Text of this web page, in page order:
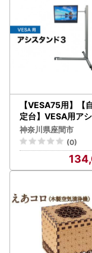
【VESA75用】【
定台】VESA用ア
ド３
神奈川県座間市
(0)